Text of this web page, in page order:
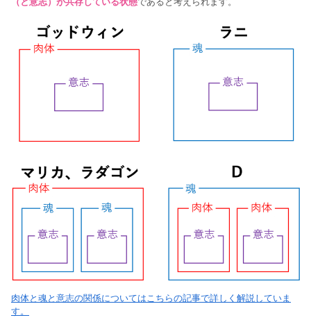
肉体と魂と意志の関係についてはこちらの記事で詳しく解説していま
す。